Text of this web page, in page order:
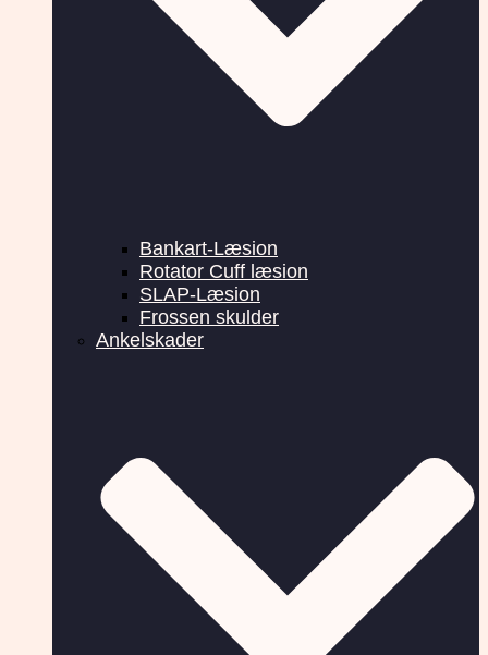
Bankart-Læsion
Rotator Cuff læsion
SLAP-Læsion
Frossen skulder
Ankelskader